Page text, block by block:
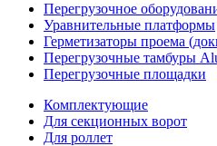
Перегрузочное
Уравнительные платформы
Герметизаторы проема
Перегрузочные тамбуры
Перегрузочные площадки
Комплектующие
Для секционных ворот
Для роллет